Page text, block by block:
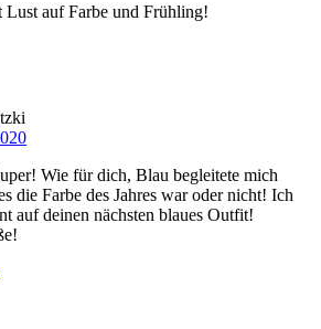
auf Farbe und Frühling!
Wie für dich, Blau begleitete mich
die Farbe des Jahres war oder nicht! Ich
auf deinen nächsten blaues Outfit!